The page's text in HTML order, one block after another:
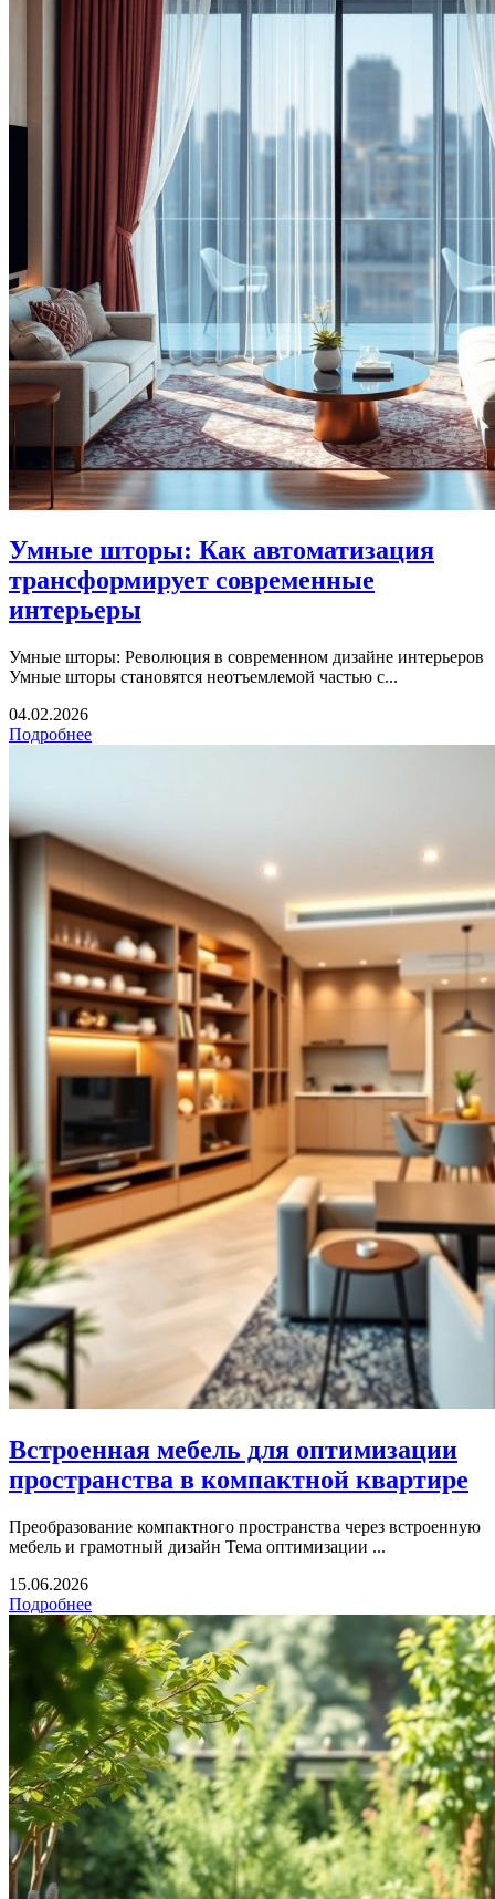
Умные шторы: Как автоматизация
трансформирует современные
интерьеры
Умные шторы: Революция в современном дизайне интерьеров
Умные шторы становятся неотъемлемой частью с...
04.02.2026
Подробнее
Встроенная мебель для оптимизации
пространства в компактной квартире
Преобразование компактного пространства через встроенную
мебель и грамотный дизайн Тема оптимизации ...
15.06.2026
Подробнее